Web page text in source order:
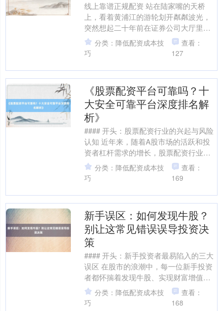
线上靠谱正规配资 站在陆家嘴的天桥
上，看着黄浦江的游轮划开粼粼波光，
突然想起二十年前在证券公司大厅里，
那些盯着红绿数字涨跌的股民们。那时
的市场像头蛮牛，横冲直撞....
分类：降低配资成本技
巧
查看：
127
《股票配资平台可靠吗？十
大安全可靠平台深度排名解
析》
#### 开头：股票配资行业的兴起与风险
认知 近年来，随着A股市场的活跃和投
资者杠杆需求的增长，股票配资行业迅
速崛起。配资平台通过提供额外资金帮
助投资者放大收益....
分类：降低配资成本技
巧
查看：
169
新手误区：如何发现牛股？
别让这常见错误误导投资决
策
#### 开头：新手投资者最易陷入的三大
误区 在股市的浪潮中，每一位新手投资
者都怀揣着发现牛股、实现财富增值的
梦想。然而，缺乏经验与系统性的投资
策略往往让他们陷....
分类：降低配资成本技
巧
查看：
168